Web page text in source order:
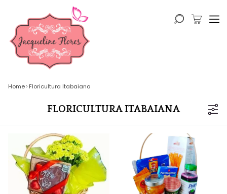
Home Floricultura Itabaiana
FLORICULTURA ITABAIANA